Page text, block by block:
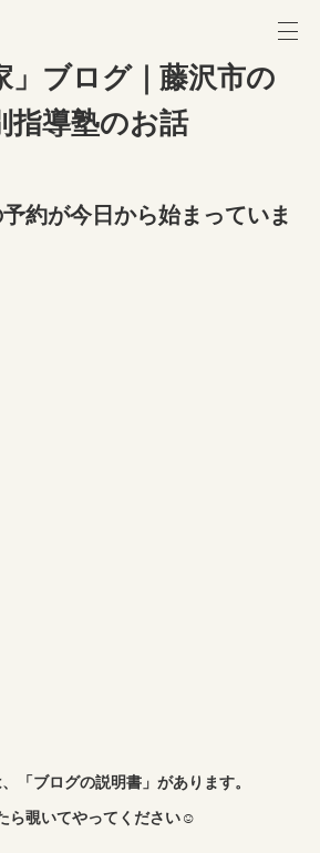
」ブログ｜藤沢市の
指導塾のお話
約が今日から始まっていま
「ブログの説明書」があります。
ら覗いてやってください☺︎